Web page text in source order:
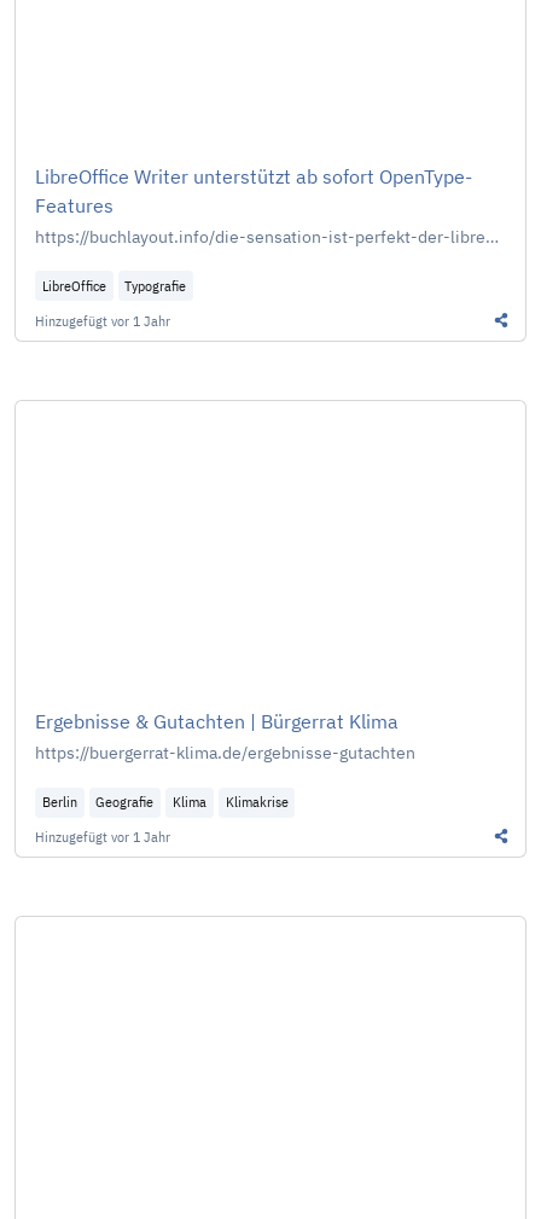
LibreOffice Writer unterstützt ab sofort OpenType-
Features
https://buchlayout.info/die-sensation-ist-perfekt-der-libreoffice-writer-unterstuetzt-ab-sofort-opentype-features/
LibreOffice
Typografie
Hinzugefügt vor 1 Jahr
Ergebnisse & Gutachten | Bürgerrat Klima
https://buergerrat-klima.de/ergebnisse-gutachten
Berlin Geografie Klima
Klimakrise
Hinzugefügt vor 1 Jahr